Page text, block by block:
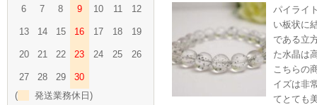
パイライ
い板状に
である立
た水晶は
こちらの
イズは非
てとても
6 7 8 9 10 11 12
13 14 15 16 17 18 19
20 21 22 23 24 25 26
27 28 29
30
(
発送業務休日)